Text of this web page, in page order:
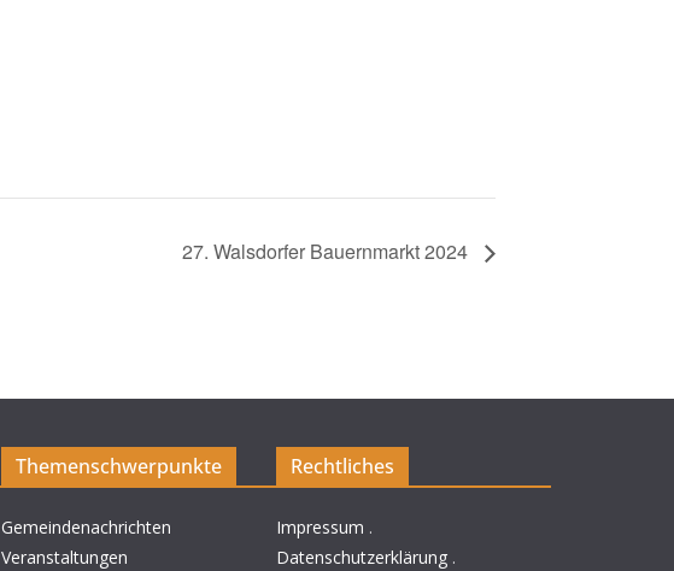
27. Walsdorfer Bauernmarkt 2024
Themenschwerpunkte
Gemeindenachrichten
Veranstaltungen
Rechtliches
Impressum .
Datenschutzerklärung .